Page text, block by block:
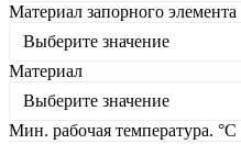
Материал запорного элемента
Выберите значение
Материал
Выберите значение
Мин. рабочая температура. °С